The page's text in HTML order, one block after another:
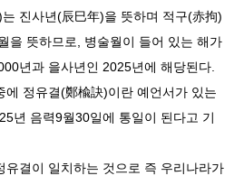
진사년(辰巳年)을 뜻하며 적구(赤拘)
을 뜻하므로, 병술월이 들어 있는 해가
년과 을사년인 2025년에 해당된다.
에 정유결(鄭楡訣)이란 예언서가 있는
년 음력9월30일에 통일이 된다고 기
유결이 일치하는 것으로 즉 우리나라가